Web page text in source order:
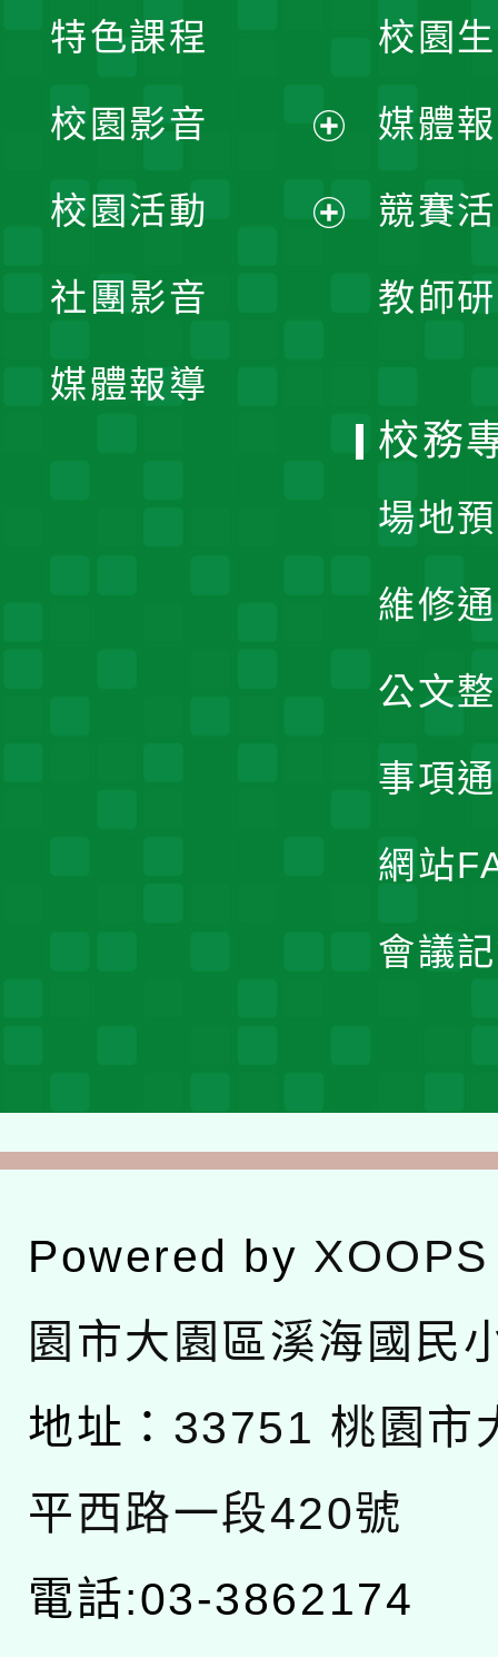
校園
媒體
競賽
教師
特色課程
校園影音
開
校園活動
社團影音
媒體報導
校務
場地
維修
公文
事項
網站
會議
Powered by XOOPS
園市大園區溪海國民
地址： 33751 桃園市
平西路一段420號
電話:03-3862174